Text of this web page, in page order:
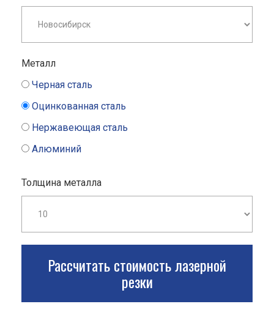
Металл
Черная сталь
Оцинкованная сталь
Нержавеющая сталь
Алюминий
Толщина металла
Рассчитать стоимость лазерной
резки